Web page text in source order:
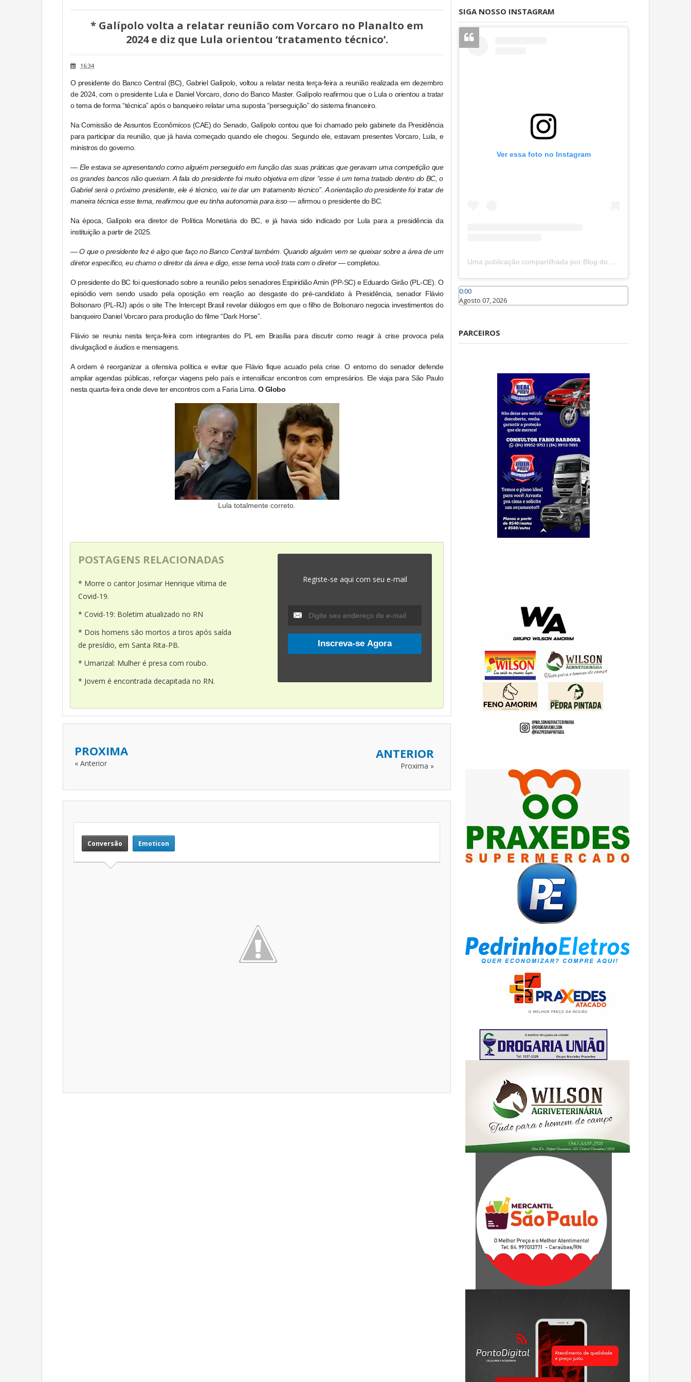
* Galípolo volta a relatar reunião com Vorcaro no Planalto em
2024 e diz que Lula orientou ‘tratamento técnico’.
16:34
O presidente do Banco Central (BC), Gabriel Galípolo, voltou a relatar nesta terça-feira a reunião realizada em dezembro
de 2024, com o presidente Lula e Daniel Vorcaro, dono do Banco Master. Galípolo reafirmou que o Lula o orientou a tratar
o tema de forma “técnica” após o banqueiro relatar uma suposta “perseguição” do sistema financeiro.
Na Comissão de Assuntos Econômicos (CAE) do Senado, Galípolo contou que foi chamado pelo gabinete da Presidência
para participar da reunião, que já havia começado quando ele chegou. Segundo ele, estavam presentes Vorcaro, Lula, e
ministros do governo.
— Ele estava se apresentando como alguém perseguido em função das suas práticas que geravam uma competição que
os grandes bancos não queriam. A fala do presidente foi muito objetiva em dizer “esse é um tema tratado dentro do BC, o
Gabriel será o próximo presidente, ele é técnico, vai te dar um tratamento técnico”. A orientação do presidente foi tratar de
maneira técnica esse tema, reafirmou que eu tinha autonomia para isso— afirmou o presidente do BC.
Na época, Galípolo era diretor de Política Monetária do BC, e já havia sido indicado por Lula para a presidência da
instituição a partir de 2025.
—O que o presidente fez é algo que faço no Banco Central também. Quando alguém vem se queixar sobre a área de um
diretor específico, eu chamo o diretor da área e digo, esse tema você trata com o diretor— completou.
O presidente do BC foi questionado sobre a reunião pelos senadores Espiridião Amin (PP-SC) e Eduardo Girão (PL-CE). O
episódio vem sendo usado pela oposição em reação ao desgaste do pré-candidato à Presidência, senador Flávio
Bolsonaro (PL-RJ) após o site The Intercept Brasil revelar diálogos em que o filho de Bolsonaro negocia investimentos do
banqueiro Daniel Vorcaro para produção do filme “Dark Horse”.
Flávio se reuniu nesta terça-feira com integrantes do PL em Brasília para discutir como reagir à crise provoca pela
divulgaçãod e áudios e mensagens.
A ordem é reorganizar a ofensiva política e evitar que Flávio fique acuado pela crise. O entorno do senador defende
ampliar agendas públicas, reforçar viagens pelo país e intensificar encontros com empresários. Ele viaja para São Paulo
nesta quarta-feira onde deve ter encontros com a Faria Lima. O Globo
Lula totalmente correto.
POSTAGENS RELACIONADAS
* Morre o cantor Josimar Henrique vítima de
Covid-19.
* Covid-19: Boletim atualizado no RN
* Dois homens são mortos a tiros após saída
de presídio, em Santa Rita-PB.
* Umarizal: Mulher é presa com roubo.
* Jovem é encontrada decapitada no RN.
Registe-se aqui com seu e-mail
PROXIMA
« Anterior
ANTERIOR
Proxima »
Conversão Emoticon
SIGA NOSSO INSTAGRAM
Ver essa foto no Instagram
Uma publicação compartilhada por Blog do João Marcolino (@joaomarcolinoneto)
0:00
Agosto 07, 2026
PARCEIROS